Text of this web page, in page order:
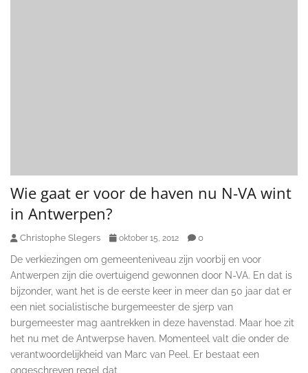
Wie gaat er voor de haven nu N-VA wint
in Antwerpen?
Christophe Slegers oktober 15, 2012 0
De verkiezingen om gemeenteniveau zijn voorbij en voor
Antwerpen zijn die overtuigend gewonnen door N-VA. En dat is
bijzonder, want het is de eerste keer in meer dan 50 jaar dat er
een niet socialistische burgemeester de sjerp van
burgemeester mag aantrekken in deze havenstad. Maar hoe zit
het nu met de Antwerpse haven. Momenteel valt die onder de
verantwoordelijkheid van Marc van Peel. Er bestaat een
ongeschreven regel dat